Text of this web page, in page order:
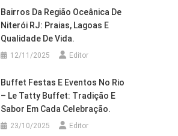
Bairros Da Região Oceânica De
Niterói RJ: Praias, Lagoas E
Qualidade De Vida.
12/11/2025 Editor
Buffet Festas E Eventos No Rio
– Le Tatty Buffet: Tradição E
Sabor Em Cada Celebração.
23/10/2025 Editor